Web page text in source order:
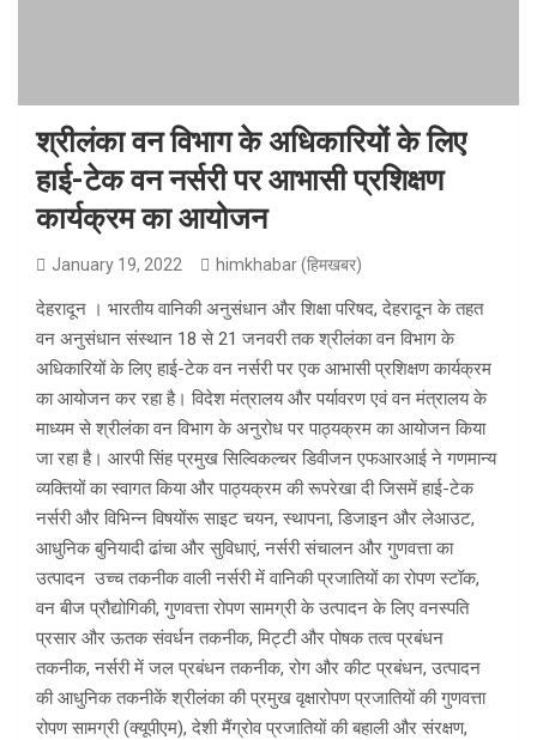
श्रीलंका वन विभाग के अधिकारियों के लिए
हाई-टेक वन नर्सरी पर आभासी प्रशिक्षण
कार्यक्रम का आयोजन
January 19, 2022 himkhabar (हिमखबर)
देहरादून । भारतीय वानिकी अनुसंधान और शिक्षा परिषद, देहरादून के तहत
वन अनुसंधान संस्थान 18 से 21 जनवरी तक श्रीलंका वन विभाग के
अधिकारियों के लिए हाई-टेक वन नर्सरी पर एक आभासी प्रशिक्षण कार्यक्रम
का आयोजन कर रहा है। विदेश मंत्रालय और पर्यावरण एवं वन मंत्रालय के
माध्यम से श्रीलंका वन विभाग के अनुरोध पर पाठ्यक्रम का आयोजन किया
जा रहा है। आरपी सिंह प्रमुख सिल्विकल्चर डिवीजन एफआरआई ने गणमान्य
व्यक्तियों का स्वागत किया और पाठ्यक्रम की रूपरेखा दी जिसमें हाई-टेक
नर्सरी और विभिन्न विषयोंरू साइट चयन, स्थापना, डिजाइन और लेआउट,
आधुनिक बुनियादी ढांचा और सुविधाएं, नर्सरी संचालन और गुणवत्ता का
उत्पादन उच्च तकनीक वाली नर्सरी में वानिकी प्रजातियों का रोपण स्टॉक,
वन बीज प्रौद्योगिकी, गुणवत्ता रोपण सामग्री के उत्पादन के लिए वनस्पति
प्रसार और ऊतक संवर्धन तकनीक, मिट्टी और पोषक तत्व प्रबंधन
तकनीक, नर्सरी में जल प्रबंधन तकनीक, रोग और कीट प्रबंधन, उत्पादन
की आधुनिक तकनीकें श्रीलंका की प्रमुख वृक्षारोपण प्रजातियों की गुणवत्ता
रोपण सामग्री (क्यूपीएम), देशी मैंग्रोव प्रजातियों की बहाली और संरक्षण,